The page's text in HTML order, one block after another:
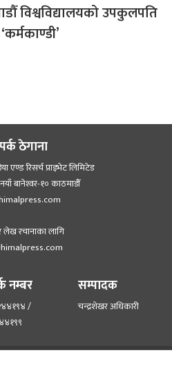
विश्वविद्यालयको उपकुलपति
ठेगाना
एण्ड रिसर्च प्राइभेट लिमिटेड
बानेश्‍वर-१० काठमाडौँ
लेख रचानाका लागि
नम्बर
/
सम्पादक
चन्द्रशेखर अधिकारी